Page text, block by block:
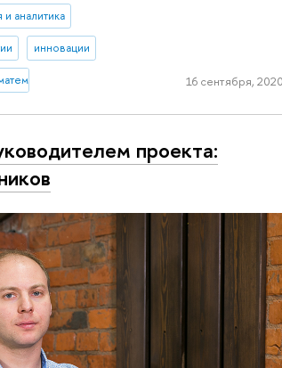
аналитика
инновации
им. А.Н. Тихонова 16 сентября,
проекта: